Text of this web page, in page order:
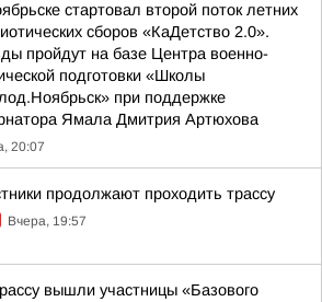
стартовал второй поток летних
сборов «КаДетство 2.0».
пройдут на базе Центра военно-
подготовки «Школы
при поддержке
Ямала Дмитрия Артюхова
20:07
продолжают проходить трассу
Вчера, 19:57
вышли участницы «Базового